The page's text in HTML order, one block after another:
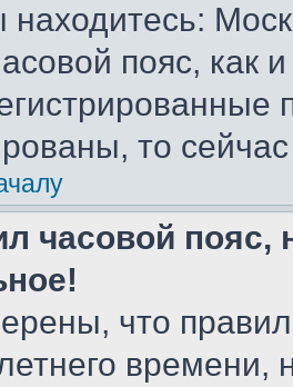
находитесь:
пояс, как
то
часовой пояс,
что